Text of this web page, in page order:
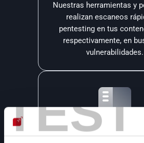
TEST
Nuestras herramientas y
realizan escaneos
pentesting en tus
respectivamente, en
vulnerabilidades.
Un único panel de
Todas las